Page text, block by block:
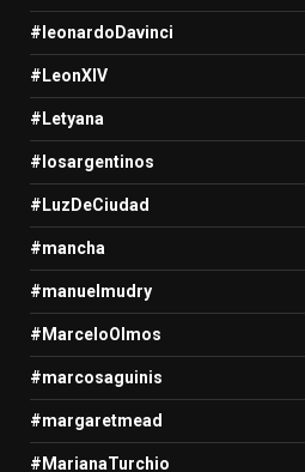
#leonardoDavinci
#LeonXIV
#Letyana
#losargentinos
#LuzDeCiudad
#mancha
#manuelmudry
#MarceloOlmos
#marcosaguinis
#margaretmead
#MarianaTurchio